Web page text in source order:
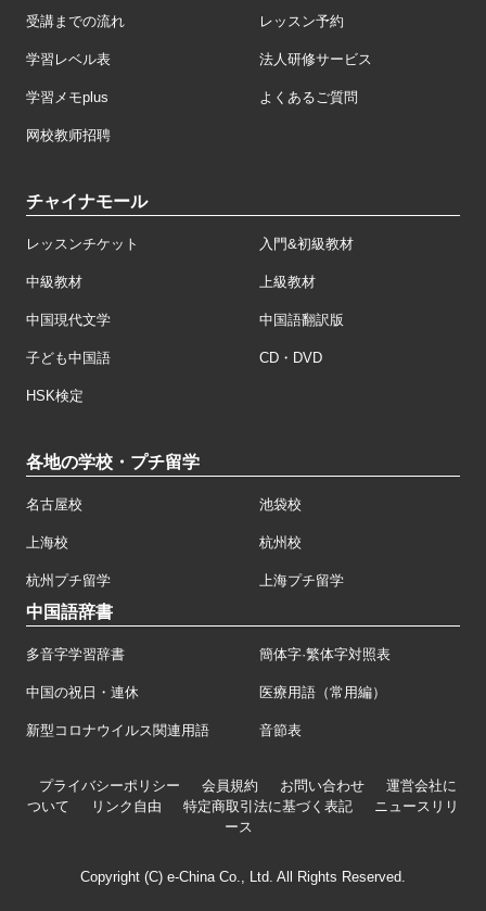
受講までの流れ レッスン予約
学習レベル表 法人研修サービス
学習メモplus よくあるご質問
网校教师招聘
チャイナモール
レッスンチケット 入門&初級教材
中級教材 上級教材
中国現代文学 中国語翻訳版
子ども中国語 CD・DVD
HSK検定
各地の学校・プチ留学
名古屋校 池袋校
上海校 杭州校
杭州プチ留学 上海プチ留学
中国語辞書
多音字学習辞書 簡体字·繁体字対照表
中国の祝日・連休 医療用語（常用編）
新型コロナウイルス関連用語 音節表
プライバシーポリシー 会員規約 お問い合わせ
運営会社に
ついて
リンク自由 特定商取引法に基づく表記
ニュースリリ
ース
Copyright (C) e-China Co., Ltd. All Rights Reserved.